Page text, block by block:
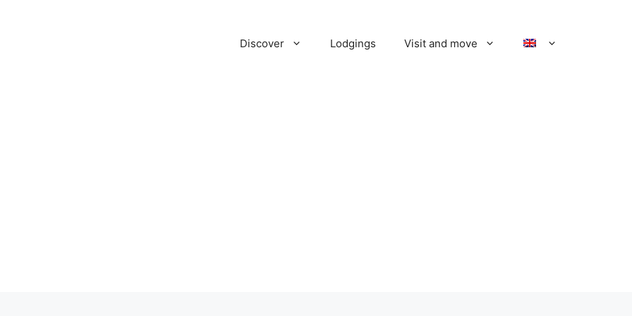
Discover Lodgings Visit and move